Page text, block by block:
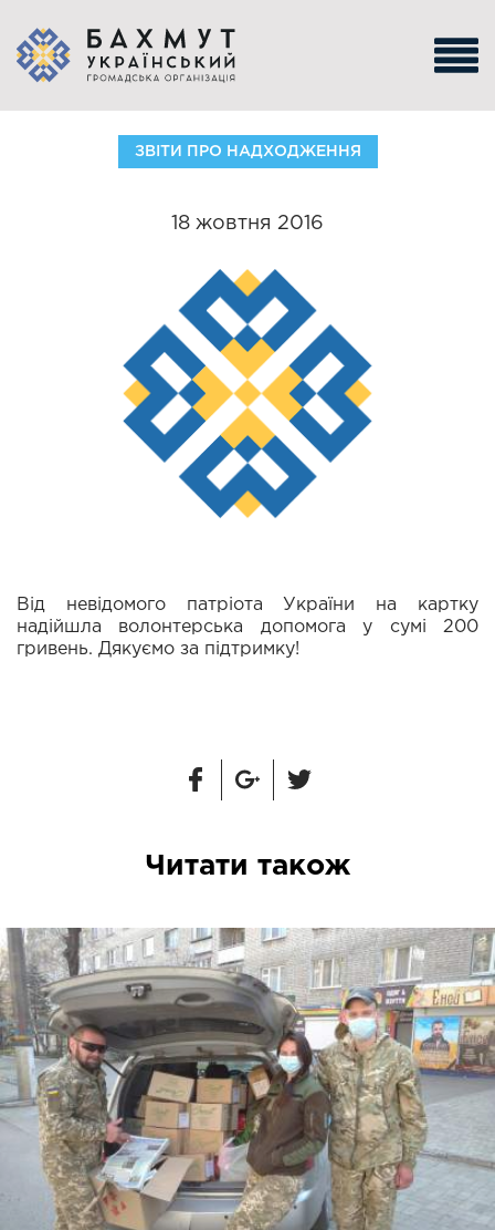
ЗВІТИ ПРО НАДХОДЖЕННЯ
18 жовтня 2016
Від невідомого патріота України на картку
надійшла волонтерська допомога у сумі 200
гривень. Дякуємо за підтримку!
Читати також